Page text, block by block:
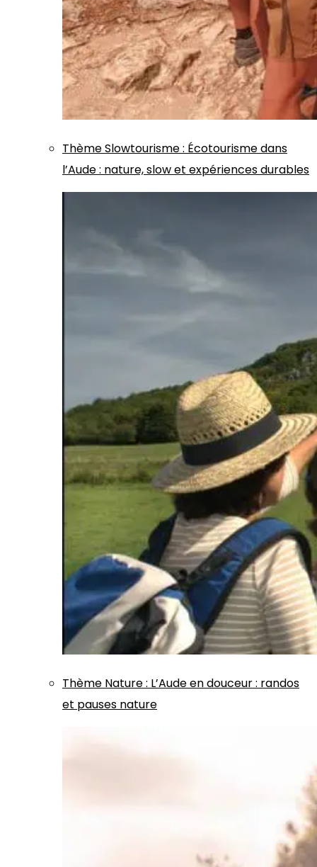
ThèmeSlowtourisme: Écotourisme dans
l’Aude : nature, slow et expériences durables
Thème Nature: L’Aude en douceur : randos
et pauses nature